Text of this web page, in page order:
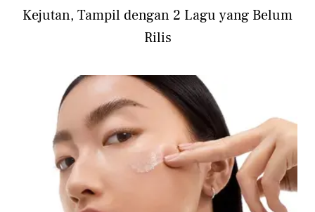
Kejutan, Tampil dengan 2 Lagu yang Belum
Rilis